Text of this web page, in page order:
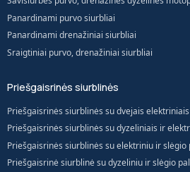
Panardinami purvo siurbliai
Panardinami drenažiniai siurbliai
Sraigtiniai purvo, drenažiniai siurbliai
Priešgaisrinės siurblinės
Priešgaisrinės siurblinės su dvejais
Priešgaisrinės siurblinės su dyzeliniais ir
Priešgaisrinės siurblinės su elektriniu ir
Priešgaisrinė siurblinė su dyzeliniu ir slėgio